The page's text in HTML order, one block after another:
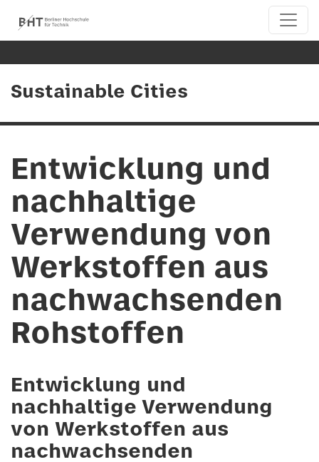
Sustainable Cities
Entwicklung und
nachhaltige
Verwendung von
Werkstoffen aus
nachwachsenden
Rohstoffen
Entwicklung und
nachhaltige Verwendung
von Werkstoffen aus
nachwachsenden